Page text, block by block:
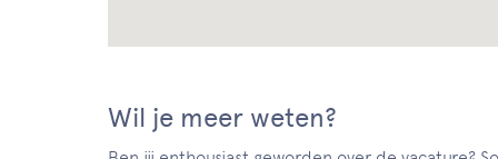
Wil je meer weten?